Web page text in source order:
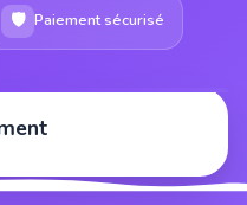
🛡 Paiement sécurisé